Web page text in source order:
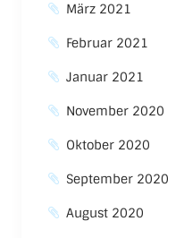
März 2021
Februar 2021
Januar 2021
November 2020
Oktober 2020
September 2020
August 2020